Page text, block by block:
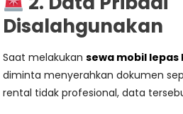
Disalahgunakan
Saat melakukansewa mobil lepas
diminta menyerahkan dokumen
rental tidak profesional, data